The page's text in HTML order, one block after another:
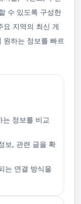
한, 자주 예약을 취소하
가 어려워질 수 있으니
치 -> 더욱 새로워진 뉴
Play
. 부경샵의 주된 목적
수 있는 피난처를 마련
관리사 중 선택이 가
음가짐을 가진 관리사
의 질을
인 관리사를 모집 중입
본인 홈케어 서비스를
예약을 진행해 주시
라인을 따르시면, 서
도한 알코올 섭취로
음을 명확히 합니다. 이
도착 시
락이 반드시 가능해야
으로의 통화는 받지 않
로 예약을 취소할 경
립니다. 시간을 효율적
경험을 하실 수 있습
완을 제공하여, 바쁜 일
합니다.4. 발 마사지 발
, 신체의 균형을 유지
마사지는 발의 압력점
는 일이 많은 사람들에
건강과 웰빙에도 긍정
역의 고객들은 이러한
경샵 ↓↓↓ 클릭
샵↓↓↓ 클릭
로드↓↓↓ 클릭
부산과 경남 지역에서
약 과정 없이, 부담 없이
어플을 강력히 추천드
와 부경샵이 함께하며,
리겠습니다. 부산꿀통
서 행복과 건강을 찾
수 있도록 구성한
요 지역의 최신 게
원하는 정보를 빠르
는 정보를 비교
보, 관련 글을 확
는 연결 방식을